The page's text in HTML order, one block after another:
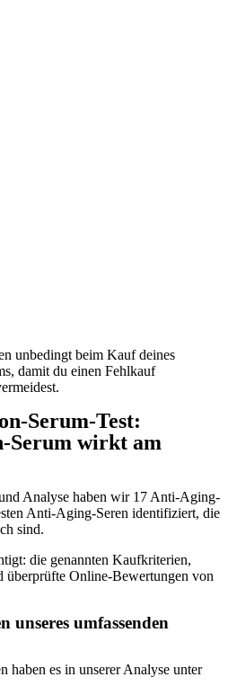
unbedingt beim Kauf deines
damit du einen Fehlkauf
Serum-Test:
Serum wirkt am
Analyse haben wir 17 Anti-Aging-
Anti-Aging-Seren identifiziert, die
sind.
die genannten Kaufkriterien,
überprüfte Online-Bewertungen von
unseres umfassenden
haben es in unserer Analyse unter